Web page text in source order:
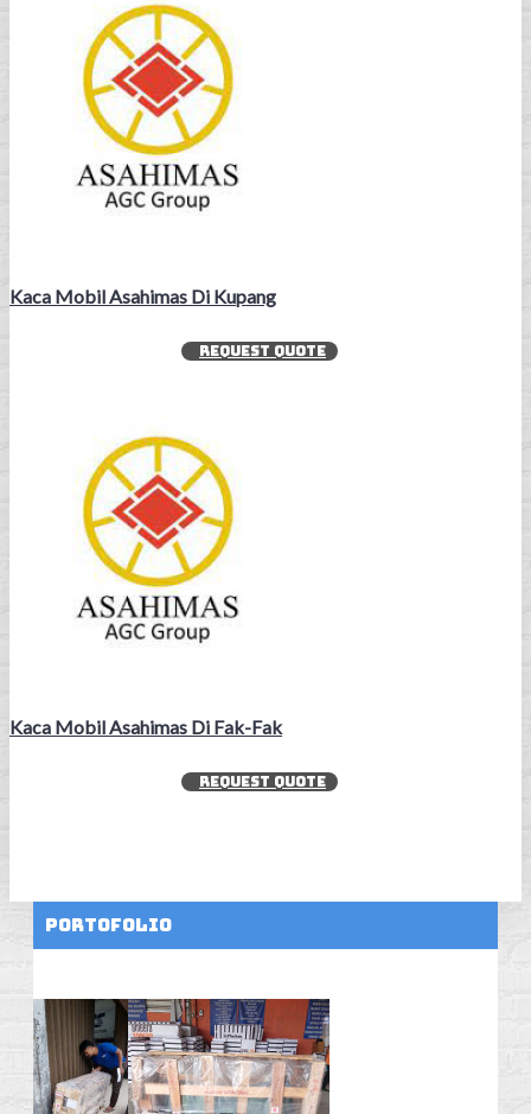
Kaca Mobil Asahimas Di Kupang
REQUEST QUOTE
Kaca Mobil Asahimas Di Fak-Fak
REQUEST QUOTE
Portofolio